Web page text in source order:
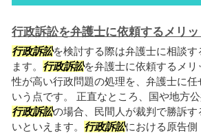
行政訴訟を弁護士に依頼するメリッ
行政訴訟を検討する際は弁護士に相談す
ます。 行政訴訟を弁護士に依頼するメリ
性が高い行政問題の処理を、弁護士に任
いう点です。 正直なところ、国や地方
行政訴訟の場合、民間人が裁判で勝訴す
いといえます。 行政訴訟における原告側